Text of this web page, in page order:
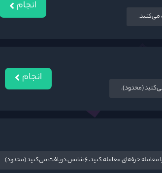
انجام
انجام
کنید، ۶ شانس دریافت می‌کنید (محدود)